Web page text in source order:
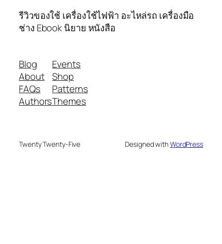
รีวิวของใช้ เครื่องใช้ไฟฟ้า อะไหล่รถ เครื่องมือ
ช่าง Ebook นิยาย หนังสือ
Blog
About
FAQs
Authors
Events
Shop
Patterns
Themes
Twenty Twenty-Five Designed withWordPress